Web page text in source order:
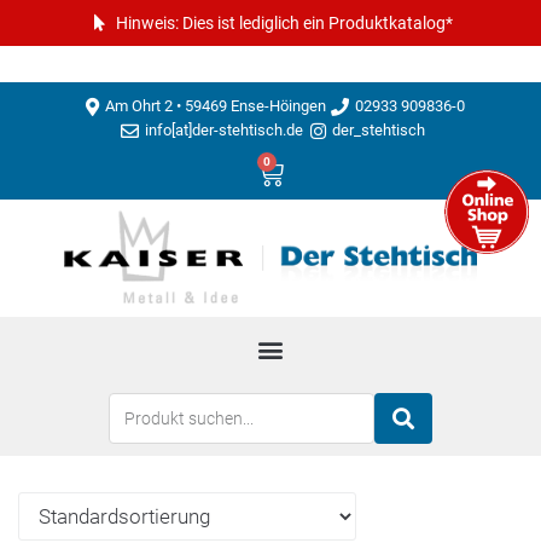
Hinweis: Dies ist lediglich ein Produktkatalog*
Am Ohrt 2 • 59469 Ense-Höingen
02933 909836-0
info[at]der-stehtisch.de
der_stehtisch
0